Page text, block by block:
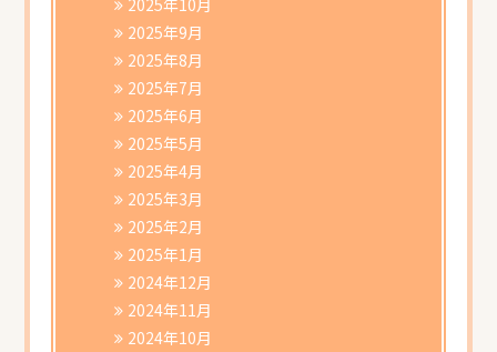
2025年9月
2025年8月
2025年7月
2025年6月
2025年5月
2025年4月
2025年3月
2025年2月
2025年1月
2024年12月
2024年11月
2024年10月